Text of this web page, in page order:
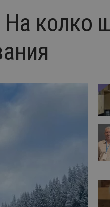
колко